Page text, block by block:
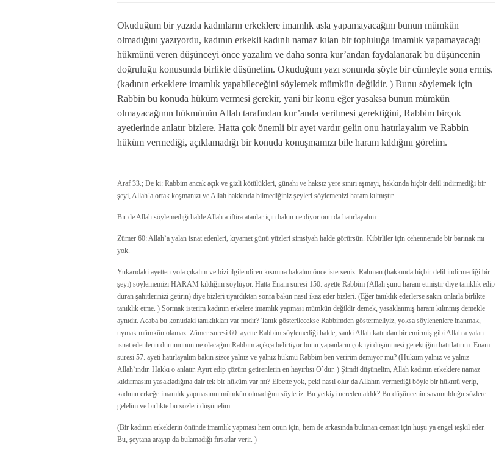
Okuduğum bir yazıda kadınların erkeklere imamlık asla yapamayacağını bunun mümkün
olmadığını yazıyordu, kadının erkekli kadınlı namaz kılan bir topluluğa imamlık yapamayacağı
hükmünü veren düşünceyi önce yazalım ve daha sonra kur’andan faydalanarak bu düşüncenin
doğruluğu konusunda birlikte düşünelim. Okuduğum yazı sonunda şöyle bir cümleyle sona ermiş.
(kadının erkeklere imamlık yapabileceğini söylemek mümkün değildir. ) Bunu söylemek için
Rabbin bu konuda hüküm vermesi gerekir, yani bir konu eğer yasaksa bunun mümkün
olmayacağının hükmünün Allah tarafından kur’anda verilmesi gerektiğini, Rabbim birçok
ayetlerinde anlatır bizlere. Hatta çok önemli bir ayet vardır gelin onu hatırlayalım ve Rabbin
hüküm vermediği, açıklamadığı bir konuda konuşmamızı bile haram kıldığını görelim.
Araf 33.; De ki: Rabbim ancak açık ve gizli kötülükleri, günahı ve haksız yere sınırı aşmayı, hakkında hiçbir delil indirmediği bir
şeyi, Allah`a ortak koşmanızı ve Allah hakkında bilmediğiniz şeyleri söylemenizi haram kılmıştır.
Bir de Allah söylemediği halde Allah a iftira atanlar için bakın ne diyor onu da hatırlayalım.
Zümer 60: Allah`a yalan isnat edenleri, kıyamet günü yüzleri simsiyah halde görürsün. Kibirliler için cehennemde bir barınak mı
yok.
Yukarıdaki ayetten yola çıkalım ve bizi ilgilendiren kısmına bakalım önce isterseniz. Rahman (hakkında hiçbir delil indirmediği bir
şeyi) söylememizi HARAM kıldığını söylüyor. Hatta Enam suresi 150. ayette Rabbim (Allah şunu haram etmiştir diye tanıklık edip
duran şahitlerinizi getirin) diye bizleri uyardıktan sonra bakın nasıl ikaz eder bizleri. (Eğer tanıklık ederlerse sakın onlarla birlikte
tanıklık etme. ) Sormak isterim kadının erkelere imamlık yapması mümkün değildir demek, yasaklanmış haram kılınmış demekle
aynıdır. Acaba bu konudaki tanıklıkları var mıdır? Tanık gösterilecekse Rabbimden göstermeliyiz, yoksa söylenenlere inanmak,
uymak mümkün olamaz. Zümer suresi 60. ayette Rabbim söylemediği halde, sanki Allah katından bir emirmiş gibi Allah a yalan
isnat edenlerin durumunun ne olacağını Rabbim açıkça belirtiyor bunu yapanların çok iyi düşünmesi gerektiğini hatırlatırım. Enam
suresi 57. ayeti hatırlayalım bakın sizce yalnız ve yalnız hükmü Rabbim ben veririm demiyor mu? (Hüküm yalnız ve yalnız
Allah`ındır. Hakkı o anlatır. Ayırt edip çözüm getirenlerin en hayırlısı O`dur. ) Şimdi düşünelim, Allah kadının erkeklere namaz
kıldırmasını yasakladığına dair tek bir hüküm var mı? Elbette yok, peki nasıl olur da Allahın vermediği böyle bir hükmü verip,
kadının erkeğe imamlık yapmasının mümkün olmadığını söyleriz. Bu yetkiyi nereden aldık? Bu düşüncenin savunulduğu sözlere
gelelim ve birlikte bu sözleri düşünelim.
(Bir kadının erkeklerin önünde imamlık yapması hem onun için, hem de arkasında bulunan cemaat için huşu ya engel teşkil eder.
Bu, şeytana arayıp da bulamadığı fırsatlar verir. )